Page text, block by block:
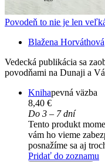
Povodeň to nie je len
Blažena Horváthová
Vedecká publikácia sa
povodňami na Dunaji a
Knihapevná väzba
8,40 €
Do 3 – 7 dní
Tento produkt
vám ho vieme
posnažíme sa aj
Pridať do zoznamu